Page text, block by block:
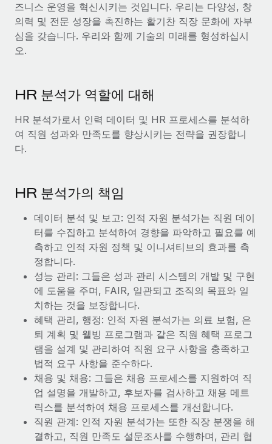
통합
핵심 비즈니스 도구로 프로세스를 간소화
전문가 상담
글로벌 인사 및 규정 준수 업무 처리에 전문가 지원 제공
신원 조사
채용 후보자 심사 프로세스 간소화
전 세계 IT 장비 제공 및 추적 관리
법인 설립
법인 설립을 빠르고 준법적으로 지원
글로벌 인재 이동 및 전근
직원 해외 이전을 간편하게 처리
복리후생
손쉬운 직원 복리후생 관리
플랫폼에 글로벌 HR을 유연하게 통합
파트너 되기
통합 및 AI 자동화 컨설팅
사례 연구
이벤트
뉴스룸
인사이트 센터
지원받기
글로벌 급여
EOR 및 PEO
계약자 관리
세금
블로그 둘러보기
블로그
Remote 제품 관련 소식: Gusto 및 Xero와의 통합과
Remote Contractor Management Plus
Remote의 사명은 모든 규모의 기업이 전 세계 어디서든 업무에 가
장 적합 사람을 찾아 채용 및 관리하고 급여를 지급하도록 돕는 것
입니다. 이를 위해 최근 몇 주 동안 새로운...
한국어
中文（简体）
즈니스 운영을 혁신시키는 것입니다. 우리는 다양성, 창
의력 및 전문 성장을 촉진하는 활기찬 직장 문화에 자부
심을 갖습니다. 우리와 함께 기술의 미래를 형성하십시
오.
HR 분석가 역할에 대해
HR 분석가로서 인력 데이터 및 HR 프로세스를 분석하
여 직원 성과와 만족도를 향상시키는 전략을 권장합니
다.
HR 분석가의 책임
데이터 분석 및 보고: 인적 자원 분석가는 직원 데이
터를 수집하고 분석하여 경향을 파악하고 필요를 예
측하고 인적 자원 정책 및 이니셔티브의 효과를 측
정합니다.
성능 관리: 그들은 성과 관리 시스템의 개발 및 구현
에 도움을 주며, FAIR, 일관되고 조직의 목표와 일
치하는 것을 보장합니다.
혜택 관리, 행정: 인적 자원 분석가는 의료 보험, 은
퇴 계획 및 웰빙 프로그램과 같은 직원 혜택 프로그
램을 설계 및 관리하여 직원 요구 사항을 충족하고
법적 요구 사항을 준수하다.
채용 및 채용: 그들은 채용 프로세스를 지원하여 직
업 설명을 개발하고, 후보자를 검사하고 채용 메트
릭스를 분석하여 채용 프로세스를 개선합니다.
직원 관계: 인적 자원 분석가는 또한 직장 분쟁을 해
결하고, 직원 만족도 설문조사를 수행하며, 관리 협